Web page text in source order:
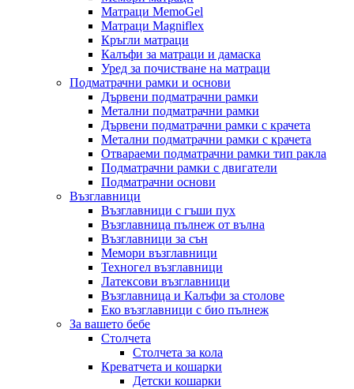
Mатраци MemoGel
Матраци Мagniflex
Кръгли матраци
Калъфи за матраци и дамаска
Уред за почистване на матраци
Подматрачни рамки и основи
Дървени подматрачни рамки
Метални подматрачни рамки
Дървени подматрачни рамки с крачета
Метални подматрачни рамки с крачета
Отвараеми подматрачни рамки тип ракла
Подматрачни рамки с двигатели
Подматрачни основи
Възглавници
Възглавници с гъши пух
Възглавница пълнеж от вълна
Възглавници за сън
Мемори възглавници
Техногел възглавници
Латексови възглавници
Възглавница и Калъфи за столове
Еко възглавници с био пълнеж
За вашето бебе
Столчета
Столчета за кола
Креватчета и кошарки
Детски кошарки